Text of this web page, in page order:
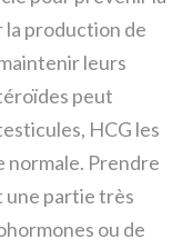
production de
leurs
peut
HCG les
Prendre
une partie très
ou de